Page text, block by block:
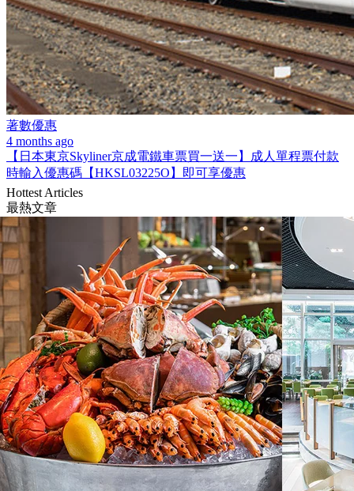
著數優惠
4 months ago
【日本東京Skyliner京成電鐵車票買一送一】成人單程票付款
時輸入優惠碼【HKSL03225O】即可享優惠
Hottest Articles
最熱文章